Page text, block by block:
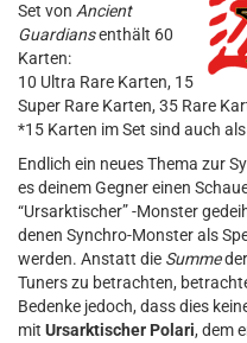
Set von Ancient
Guardiansenthält 60
Karten:
10 Ultra Rare Karten, 15
Super Rare Karten, 35 Rare
*15 Karten im Set sind auch als
Endlich ein neues Thema zur
es deinem Gegner einen
“Ursarktischer” -Monster
denen Synchro-Monster als
werden. Anstatt die Summe
Tuners zu betrachten,
Bedenke jedoch, dass dies
mit Ursarktischer Polari, dem